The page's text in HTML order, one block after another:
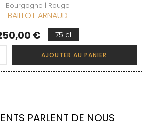
Bourgogne | Rouge
BAILLOT ARNAUD
€ 75 cl
AJOUTER AU PANIER
PARLENT DE NOUS